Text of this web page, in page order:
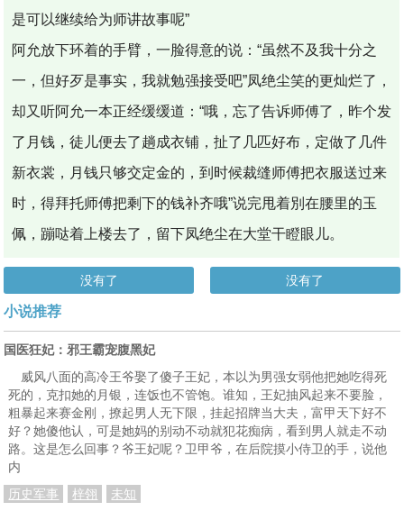
是可以继续给为师讲故事呢”
阿允放下环着的手臂，一脸得意的说：“虽然不及我十分之
一，但好歹是事实，我就勉强接受吧”凤绝尘笑的更灿烂了，
却又听阿允一本正经缓缓道：“哦，忘了告诉师傅了，昨个发
了月钱，徒儿便去了趟成衣铺，扯了几匹好布，定做了几件
新衣裳，月钱只够交定金的，到时候裁缝师傅把衣服送过来
时，得拜托师傅把剩下的钱补齐哦”说完甩着別在腰里的玉
佩，蹦哒着上楼去了，留下凤绝尘在大堂干瞪眼儿。
没有了 没有了
小说推荐
国医狂妃：邪王霸宠腹黑妃
威风八面的高冷王爷娶了傻子王妃，本以为男强女弱他把她吃得死
死的，克扣她的月银，连饭也不管饱。谁知，王妃抽风起来不要脸，
粗暴起来赛金刚，撩起男人无下限，挂起招牌当大夫，富甲天下好不
好？她傻他认，可是她妈的别动不动就犯花痴病，看到男人就走不动
路。这是怎么回事？爷王妃呢？卫甲爷，在后院摸小侍卫的手，说他
内
历史军事
梓翎 未知